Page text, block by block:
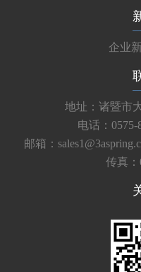
企业
地址：诸暨市
电话：
邮箱：
传真：